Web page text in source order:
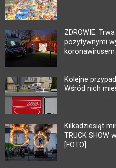
ZDROWIE.
pozytywnymi
koronawirusem
Kolejne
Wśród nich
Kilkadziesiąt
TRUCK SHOW
[FOTO]